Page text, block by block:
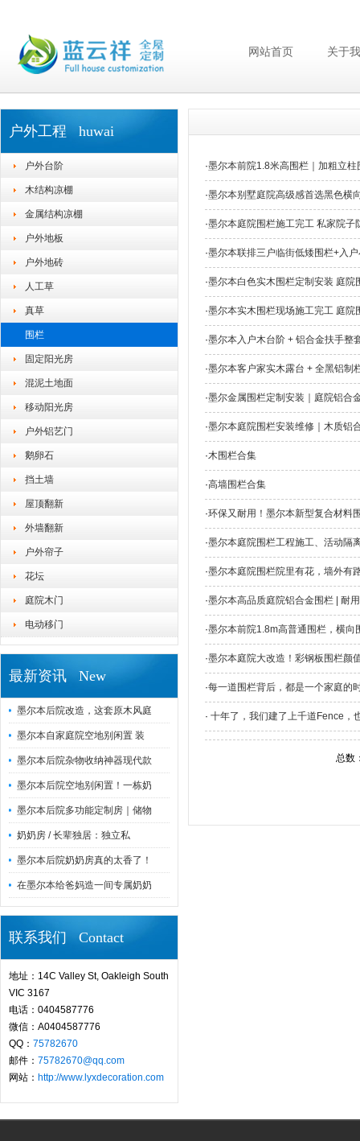
网站首页 关于
户外工程 huwai
户外台阶
木结构凉棚
金属结构凉棚
户外地板
户外地砖
人工草
真草
围栏
固定阳光房
混泥土地面
移动阳光房
户外铝艺门
鹅卵石
挡土墙
屋顶翻新
外墙翻新
户外帘子
花坛
庭院木门
电动移门
最新资讯 New
墨尔本后院改造，这套原木风庭
墨尔本自家庭院空地别闲置 装
墨尔本后院杂物收纳神器现代款
墨尔本后院空地别闲置！一栋奶
墨尔本后院多功能定制房｜储物
奶奶房 / 长辈独居：独立私
墨尔本后院奶奶房真的太香了！
在墨尔本给爸妈造一间专属奶奶
联系我们 Contact
地址：14C Valley St, Oakleigh South
VIC 3167
电话：0404587776
微信：A0404587776
QQ： 75782670
邮件： 75782670@qq.com
网站： http://www.lyxdecoration.com
·墨尔本前院1.8米高围栏｜加粗立柱
·墨尔本别墅庭院高级感首选黑色横
·墨尔本庭院围栏施工完工 私家院子
·墨尔本联排三户临街低矮围栏+入
·墨尔本白色实木围栏定制安装 庭院
·墨尔本实木围栏现场施工完工 庭院
·墨尔本入户木台阶 + 铝合金扶手整
·墨尔本客户家实木露台 + 全黑铝制
·墨尔金属围栏定制安装｜庭院铝合
·墨尔本庭院围栏安装维修｜木质铝
·木围栏合集
·高墙围栏合集
·环保又耐用！墨尔本新型复合材料
·墨尔本庭院围栏工程施工、活动隔
·墨尔本庭院围栏院里有花，墙外有
·墨尔本高品质庭院铝合金围栏 | 耐
·墨尔本前院1.8m高普通围栏，横
·墨尔本庭院大改造！彩钢板围栏颜
·每一道围栏背后，都是一个家庭的
· 十年了，我们建了上千道Fence，
总数